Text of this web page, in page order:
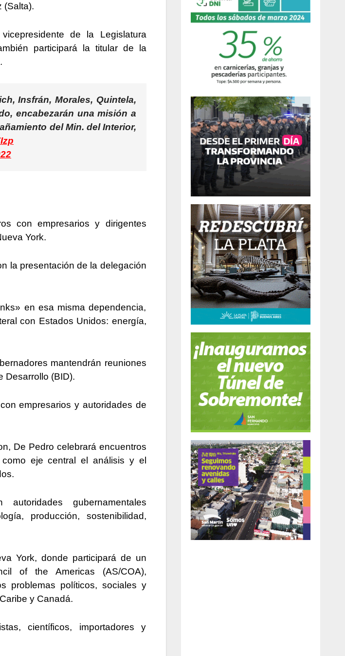
(Salta).
de la Legislatura
participará la titular de la
Insfrán, Morales, Quintela,
encabezarán una misión a
del Min. del Interior,
con empresarios y dirigentes
York.
la presentación de la delegación
en esa misma dependencia,
con Estados Unidos: energía,
mantendrán reuniones
Desarrollo (BID).
empresarios y autoridades de
De Pedro celebrará encuentros
como eje central el análisis y el
gubernamentales
producción, sostenibilidad,
York, donde participará de un
of the Americas (AS/COA),
problemas políticos, sociales y
y Canadá.
científicos, importadores y